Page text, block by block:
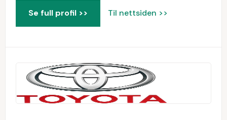
Se full profil >> Til nettsiden >>